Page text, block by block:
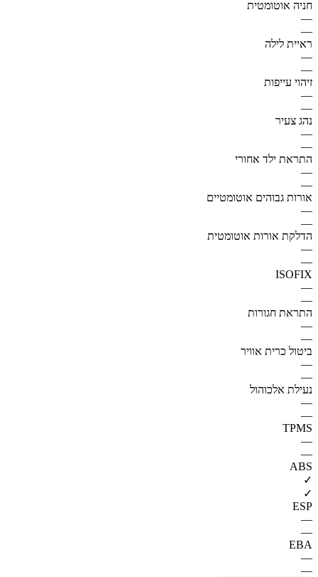
חניה אוטומטית
—
—
ראיית לילה
—
—
זיהוי עייפות
—
—
נהג צעיר
—
—
התראת ילד אחורי
—
—
אורות גבוהים אוטומטיים
—
—
הדלקת אורות אוטומטית
—
—
ISOFIX
—
—
התראת חגורות
—
—
ביטול כרית אוויר
—
—
נעילת אלכוהול
—
—
TPMS
—
—
ABS
✓
✓
ESP
—
—
EBA
—
—